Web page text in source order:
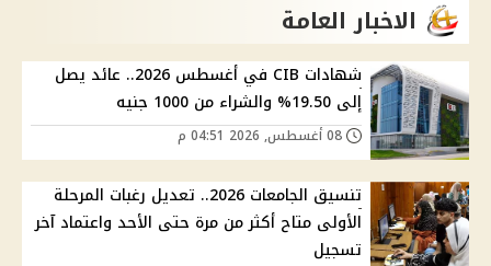
الاخبار العامة
شهادات CIB في أغسطس 2026.. عائد يصل
إلى 19.50% والشراء من 1000 جنيه
تنسيق الجامعات 2026.. تعديل رغبات المرحلة
الأولى متاح أكثر من مرة حتى الأحد واعتماد آخر
تسجيل